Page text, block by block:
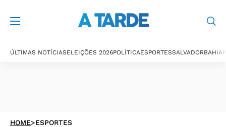
ÚLTIMAS NOTÍCIASELEIÇÕES 2026POLÍTICAESPORTESSALVADORBAHIA
HOME>ESPORTES